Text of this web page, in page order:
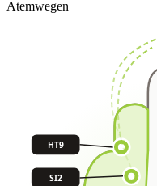
Atemwegen
HT9
SI2